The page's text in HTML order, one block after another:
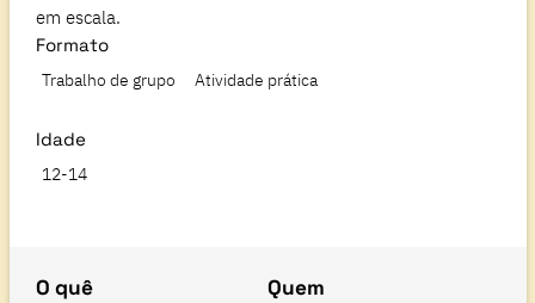
em escala.
Formato
Trabalho de grupo Atividade prática
Idade
12-14
O quê Quem